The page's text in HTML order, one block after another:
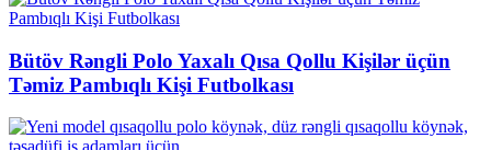
Bütöv Rəngli Polo Yaxalı Qısa Qollu Kişilər üçün
Təmiz Pambıqlı Kişi Futbolkası